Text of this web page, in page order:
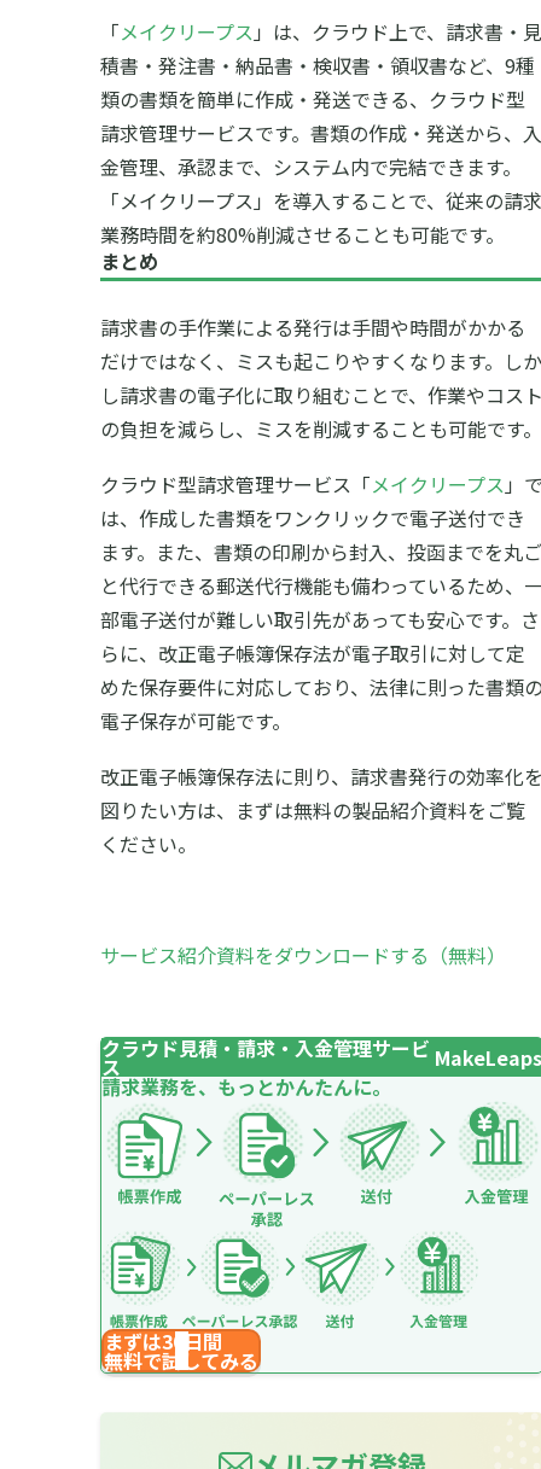
「メイクリープス 」は、クラウド上で、請求書・見
積書・発注書・納品書・検収書・領収書など、9種
類の書類を簡単に作成・発送できる、クラウド型
請求管理サービスです。書類の作成・発送から、入
金管理、承認まで、システム内で完結できます。
「メイクリープス」を導入することで、従来の請求
業務時間を約80%削減させることも可能です。
まとめ
請求書の手作業による発行は手間や時間がかかる
だけではなく、ミスも起こりやすくなります。しか
し請求書の電子化に取り組むことで、作業やコス
の負担を減らし、ミスを削減することも可能です。
クラウド型請求管理サービス「メイクリープス 」
は、作成した書類をワンクリックで電子送付でき
ます。また、書類の印刷から封入、投函までを丸ご
と代行できる郵送代行機能も備わっているため、
部電子送付が難しい取引先があっても安心です。さ
らに、改正電子帳簿保存法が電子取引に対して定
めた保存要件に対応しており、法律に則った書類
電子保存が可能です。
改正電子帳簿保存法に則り、請求書発行の効率化
図りたい方は、まずは無料の製品紹介資料をご覧
ください。
サービス紹介資料をダウンロードする（無料）
クラウド見積・請求・入金管理サービ
ス
MakeLeaps
請求業務を、もっとかんたんに。
まずは30日間
無料で試してみる